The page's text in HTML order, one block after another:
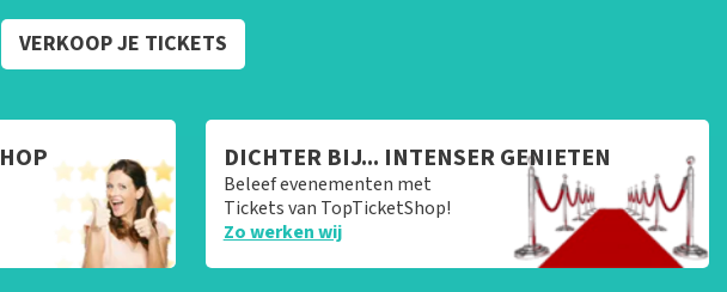
VERKOOP JE TICKETS
DICHTER BIJ... INTENSER GENIETEN
Beleef evenementen met
Tickets van TopTicketShop!
Zo werken wij